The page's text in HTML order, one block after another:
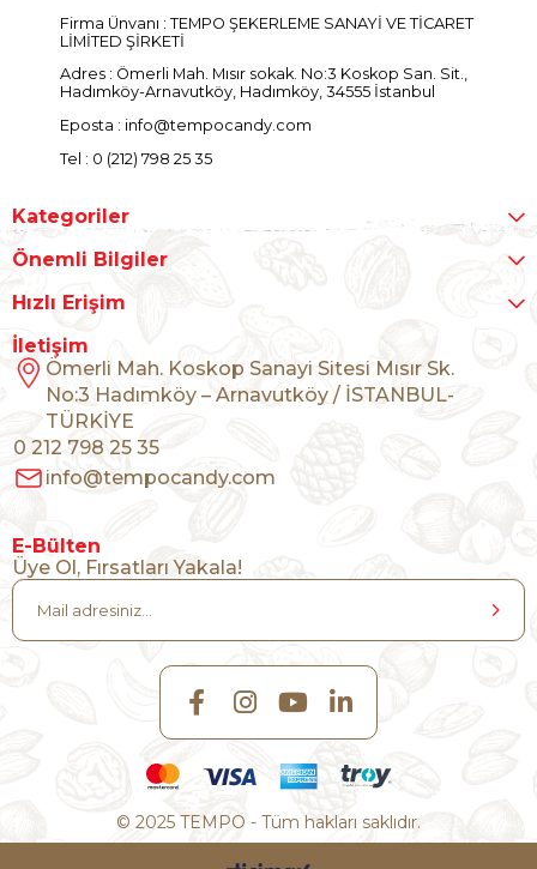
Firma Ünvanı : TEMPO ŞEKERLEME SANAYİ VE TİCARET
LİMİTED ŞİRKETİ
Adres : Ömerli Mah. Mısır sokak. No:3 Koskop San. Sit.,
Hadımköy-Arnavutköy, Hadımköy, 34555 İstanbul
Eposta : info@tempocandy.com
Tel : 0 (212) 798 25 35
Kategoriler
Önemli Bilgiler
Hızlı Erişim
İletişim
Ömerli Mah. Koskop Sanayi Sitesi Mısır Sk.
No:3 Hadımköy – Arnavutköy / İSTANBUL-
TÜRKİYE
0 212 798 25 35
info@tempocandy.com
E-Bülten
Üye Ol, Fırsatları Yakala!
© 2025 TEMPO - Tüm hakları saklıdır.